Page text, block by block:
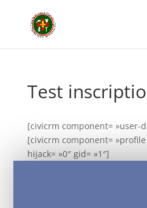
Test
[civicrm component= »user-
[civicrm component=
hijack= »0″ gid= »1″]